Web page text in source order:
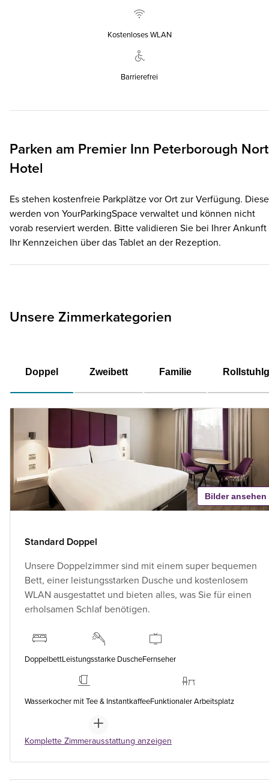
Kostenloses WLAN
Barrierefrei
Parken am Premier Inn Peterborough
Hotel
Es stehen kostenfreie Parkplätze vor Ort zur Verfügung. Diese
werden von YourParkingSpace verwaltet und können nicht
vorab reserviert werden. Bitte validieren Sie bei Ihrer Ankunft
Ihr Kennzeichen über das Tablet an der Rezeption.
Unsere Zimmerkategorien
Doppel Zweibett Familie
Bilder ansehen
Standard Doppel
Unsere Doppelzimmer sind mit einem super bequemen
Bett, einer leistungsstarken Dusche und kostenlosem
WLAN ausgestattet und bieten alles, was Sie für einen
erholsamen Schlaf benötigen.
DoppelbettLeistungsstarke DuscheFernseher
Wasserkocher mit Tee & InstantkaffeeFunktionaler Arbeitsplatz
Komplette Zimmerausstattung anzeigen